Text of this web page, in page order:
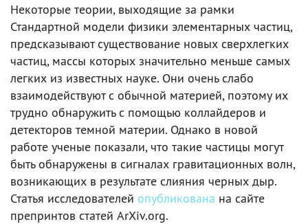
Некоторые теории, выходящие за рамки
Стандартной модели физики элементарных частиц,
предсказывают существование новых сверхлегких
частиц, массы которых значительно меньше самых
легких из известных науке. Они очень слабо
взаимодействуют с обычной материей, поэтому их
трудно обнаружить с помощью коллайдеров и
детекторов темной материи. Однако в новой
работе ученые показали, что такие частицы могут
быть обнаружены в сигналах гравитационных волн,
возникающих в результате слияния черных дыр.
Статья исследователей опубликована на сайте
препринтов статей ArXiv.org.